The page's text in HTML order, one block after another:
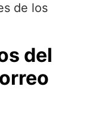
de los
del